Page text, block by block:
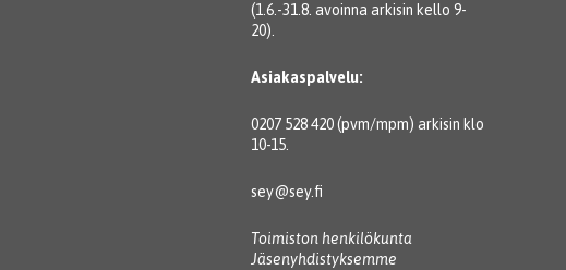
(1.6.-31.8. avoinna arkisin kello 9-
20).
Asiakaspalvelu:
0207 528 420 (pvm/mpm) arkisin klo
10-15.
sey@sey.fi
Toimiston henkilökunta
Jäsenyhdistyksemme